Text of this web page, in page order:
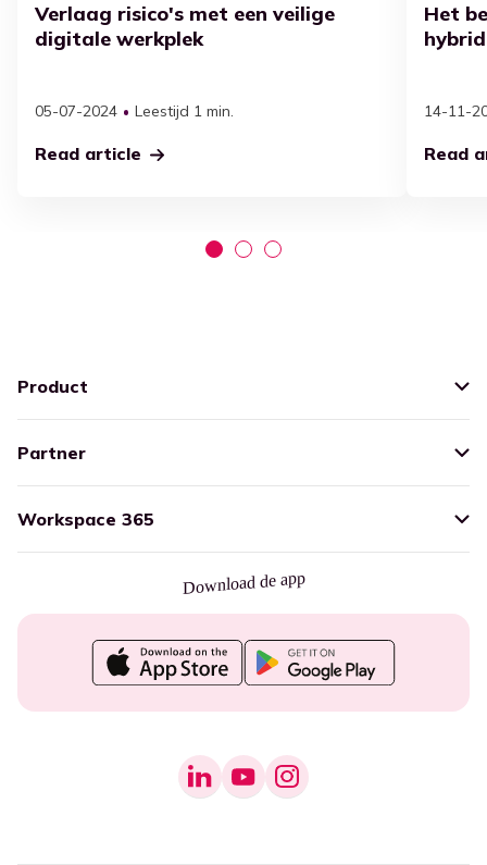
Verlaag risico's met een veilige
digitale werkplek
05-07-2024 Leestijd 1 min.
Read article
Het
14-11-
Read
Product
Partner
Workspace 365
Download de app